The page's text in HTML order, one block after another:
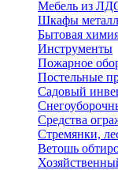
Мебель из
Шкафы
Бытовая
Инструменты
Пожарное
Постельные
Садовый
Средства
Стремянки,
Ветошь